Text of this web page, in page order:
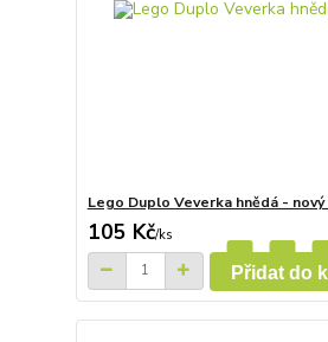
Lego Duplo Veverka hnědá -
105 Kč/ks
Přidat do